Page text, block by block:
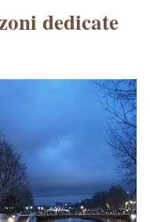
dedicate